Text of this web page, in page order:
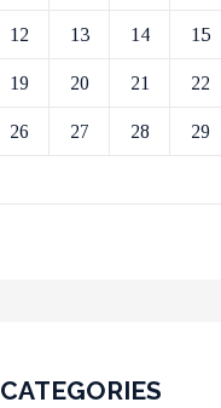
12 13 14 15
19 20 21 22
26 27 28 29
CATEGORIES